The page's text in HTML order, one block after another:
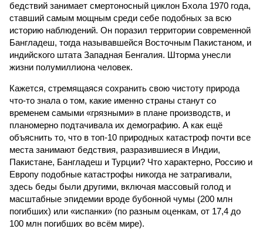
бедствий занимает смертоносный циклон Бхола 1970 года,
ставший самым мощным среди себе подобных за всю
историю наблюдений. Он поразил территории современной
Бангладеш, тогда называвшейся Восточным Пакистаном, и
индийского штата Западная Бенгалия. Шторма унесли
жизни полумиллиона человек.
Кажется, стремящаяся сохранить свою чистоту природа
что-то знала о том, какие именно страны станут со
временем самыми «грязными» в плане производств, и
планомерно подтачивала их демографию. А как ещё
объяснить то, что в топ-10 природных катастроф почти все
места занимают бедствия, разразившиеся в Индии,
Пакистане, Бангладеш и Турции? Что характерно, Россию и
Европу подобные катастрофы никогда не затрагивали,
здесь беды были другими, включая массовый голод и
масштабные эпидемии вроде бубонной чумы (200 млн
погибших) или «испанки» (по разным оценкам, от 17,4 до
100 млн погибших во всём мире).